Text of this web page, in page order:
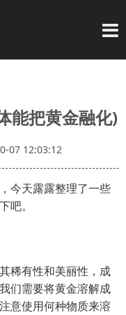
导
能把黄金融化)
07 12:03:12
今天露露整理了一些
吧。
稀有性和美丽性，成
们需要将黄金溶解成
意使用何种物质来溶